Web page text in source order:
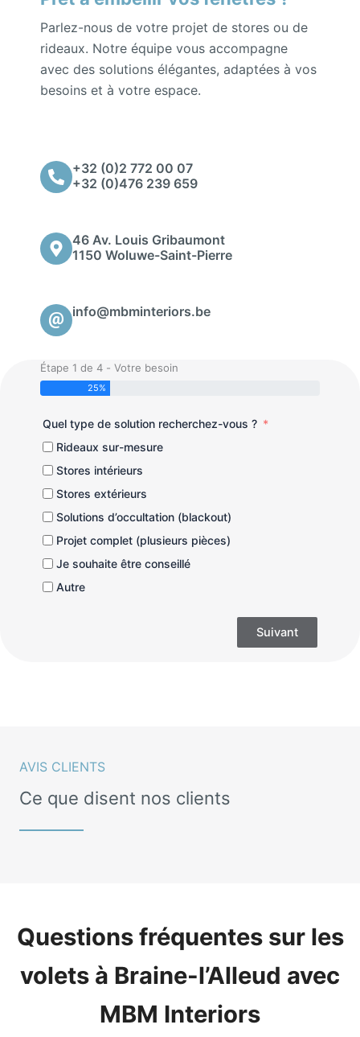
Parlez-nous de votre projet de stores ou de
rideaux. Notre équipe vous accompagne
avec des solutions élégantes, adaptées à vos
besoins et à votre espace.
+32 (0)2 772 00 07
+32 (0)476 239 659
46 Av. Louis Gribaumont
1150 Woluwe-Saint-Pierre
info@mbminteriors.be
Étape 1 de 4 - Votre besoin
25%
Quel type de solution recherchez-vous ?
Rideaux sur-mesure
Stores intérieurs
Stores extérieurs
Solutions d’occultation (blackout)
Projet complet (plusieurs pièces)
Je souhaite être conseillé
Autre
Suivant
AVIS CLIENTS
Ce que disent nos clients
Questions fréquentes sur les
volets à Braine-l’Alleud avec
MBM Interiors